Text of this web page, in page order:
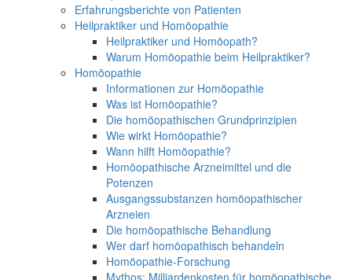
Erfahrungsberichte von Patienten
Heilpraktiker und Homöopathie
Heilpraktiker und Homöopath?
Warum Homöopathie beim Heilpraktiker?
Homöopathie
Informationen zur Homöopathie
Was ist Homöopathie?
Die homöopathischen Grundprinzipien
Wie wirkt Homöopathie?
Wann hilft Homöopathie?
Homöopathische Arzneimittel und die
Potenzen
Ausgangssubstanzen homöopathischer
Arzneien
Die homöopathische Behandlung
Wer darf homöopathisch behandeln
Homöopathie-Forschung